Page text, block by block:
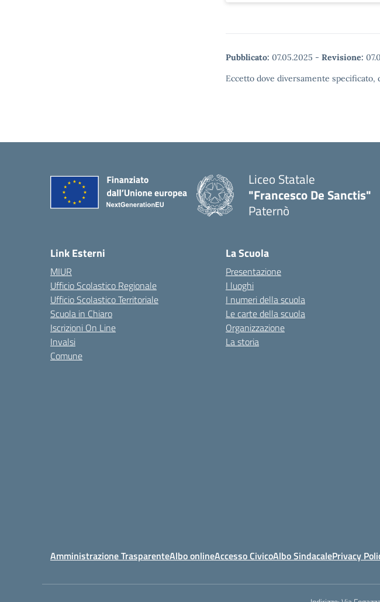
Pubblicato: 07.05.2025 - Revisione:
Eccetto dove diversamente
Liceo Statale
"Francesco De Sanctis"
Paternò
Link Esterni
MIUR
Ufficio Scolastico Regionale
Ufficio Scolastico Territoriale
Scuola in Chiaro
Iscrizioni On Line
Invalsi
Comune
La Scuola
Presentazione
I luoghi
I numeri della scuola
Le carte della scuola
Organizzazione
La storia
Amministrazione TrasparenteAlbo onlineAccesso CivicoAlbo SindacalePrivacy